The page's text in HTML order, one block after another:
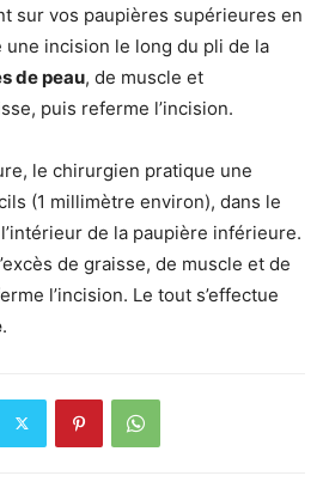
sur vos paupières supérieures en
incision le long du pli de la
de peau, de muscle et
puis referme l’incision.
le chirurgien pratique une
(1 millimètre environ), dans le
de la paupière inférieure.
de graisse, de muscle et de
l’incision. Le tout s’effectue
.